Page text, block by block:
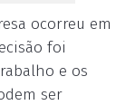
ocorreu em
foi
e os
ser